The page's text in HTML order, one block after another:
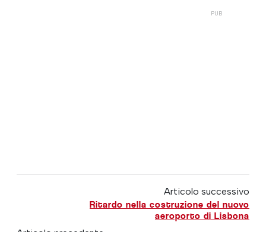
Articolo successivo
Ritardo nella costruzione del nuovo
aeroporto di Lisbona